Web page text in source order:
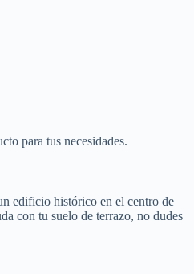
para tus necesidades.
edificio histórico en el centro de
con tu suelo de terrazo, no dudes